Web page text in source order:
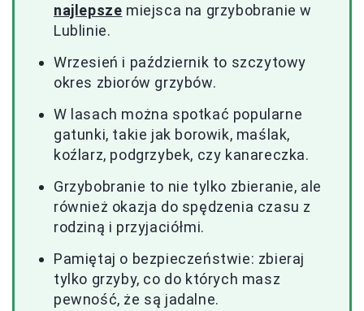
najlepsze miejsca na grzybobranie w
Lublinie.
Wrzesień i październik to szczytowy
okres zbiorów grzybów.
W lasach można spotkać popularne
gatunki, takie jak borowik, maślak,
koźlarz, podgrzybek, czy kanareczka.
Grzybobranie to nie tylko zbieranie, ale
również okazja do spędzenia czasu z
rodziną i przyjaciółmi.
Pamiętaj o bezpieczeństwie: zbieraj
tylko grzyby, co do których masz
pewność, że są jadalne.